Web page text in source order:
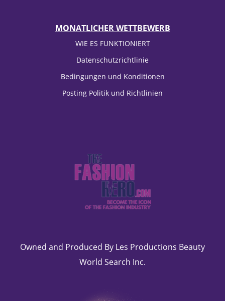
MONATLICHER WETTBEWERB
WIE ES FUNKTIONIERT
Datenschutzrichtlinie
Bedingungen und Konditionen
Posting Politik und Richtlinien
Owned and Produced By Les Productions Beauty
World Search Inc.